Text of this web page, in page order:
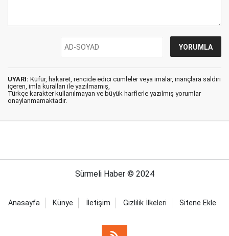
UYARI: Küfür, hakaret, rencide edici cümleler veya imalar, inançlara saldırı
içeren, imla kuralları ile yazılmamış,
Türkçe karakter kullanılmayan ve büyük harflerle yazılmış yorumlar
onaylanmamaktadır.
Sürmeli Haber © 2024
Anasayfa Künye İletişim Gizlilik İlkeleri Sitene Ekle